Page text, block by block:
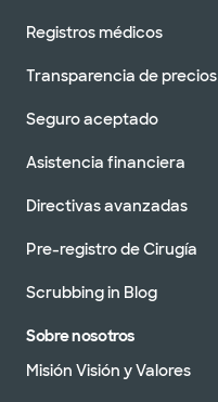
Registros médicos
Transparencia de precios
Seguro aceptado
Asistencia financiera
Directivas avanzadas
Pre-registro de Cirugía
Scrubbing in Blog
Sobre nosotros
Misión Visión y Valores